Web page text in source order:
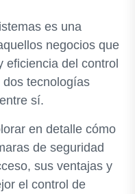
es una
negocios que
eficiencia del control
tecnologías
sí.
en detalle cómo
de seguridad
sus ventajas y
el control de